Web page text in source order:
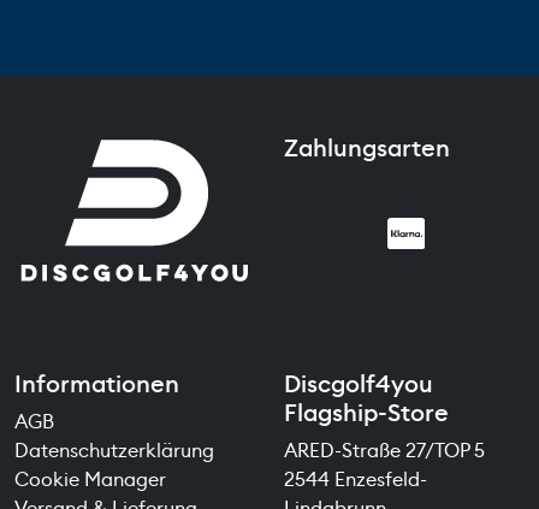
Zahlungsarten
Informationen
AGB
Datenschutzerklärung
Cookie Manager
Discgolf4you
Flagship-Store
ARED-Straße 27/TOP 5
2544 Enzesfeld-